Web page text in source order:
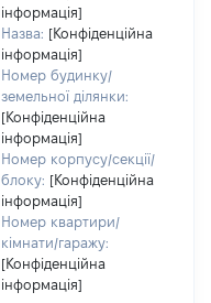
інформація]
Назва: [Конфіденційна
інформація]
Номер будинку/
земельної ділянки:
[Конфіденційна
інформація]
Номер корпусу/секції/
блоку: [Конфіденційна
інформація]
Номер квартири/
кімнати/гаражу:
[Конфіденційна
інформація]